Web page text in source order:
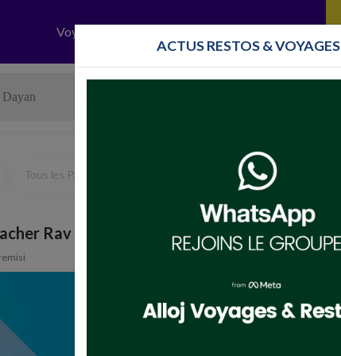
Voyages
Tous les Pays Toutes les surveillances
Rav Ephraim Cremisi
ACTUS RESTOS & VOYAGES